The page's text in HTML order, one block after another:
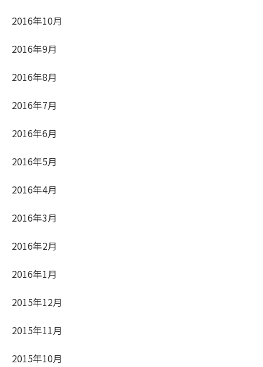
2016年10月
2016年9月
2016年8月
2016年7月
2016年6月
2016年5月
2016年4月
2016年3月
2016年2月
2016年1月
2015年12月
2015年11月
2015年10月